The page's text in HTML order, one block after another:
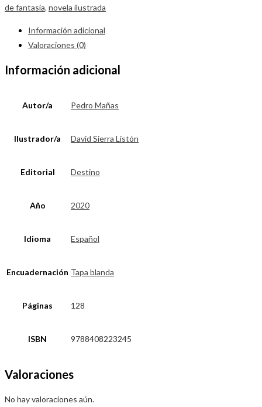
de fantasía, novela ilustrada
Información adicional
Valoraciones (0)
Información adicional
Autor/a Pedro Mañas
Ilustrador/a David Sierra Listón
Editorial Destino
Año 2020
Idioma Español
Encuadernación Tapa blanda
Páginas 128
ISBN 9788408223245
Valoraciones
No hay valoraciones aún.